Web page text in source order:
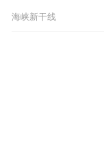
海峡新干线